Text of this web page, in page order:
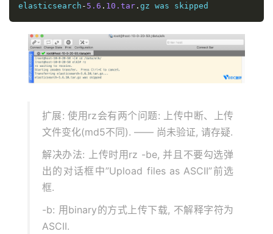
elasticsearch - 5.6 . 10.tar . gz was skipped
扩展: 使用rz会有两个问题: 上传中断、上传
文件变化(md5不同). —— 尚未验证, 请存疑.
解决办法: 上传时用rz -be, 并且不要勾选弹
出的对话框中”Upload files as ASCII”前选
框.
-b: 用binary的方式上传下载, 不解释字符为
ASCII.